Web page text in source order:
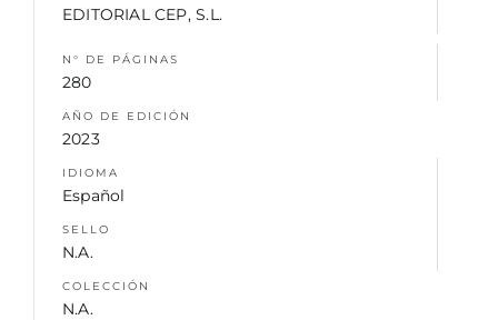
EDITORIAL CEP, S.L.
N° DE PÁGINAS
280
AÑO DE EDICIÓN
2023
IDIOMA
Español
SELLO
N.A.
COLECCIÓN
N.A.